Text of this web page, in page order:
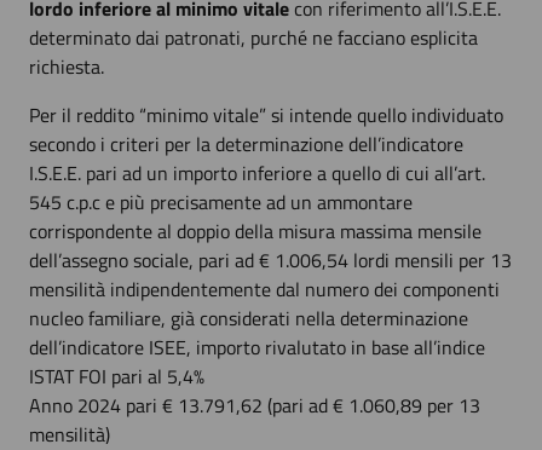
lordo inferiore al minimo vitale con riferimento all’I.S.E.E.
determinato dai patronati, purché ne facciano esplicita
richiesta.
Per il reddito “minimo vitale” si intende quello individuato
secondo i criteri per la determinazione dell’indicatore
I.S.E.E. pari ad un importo inferiore a quello di cui all’art.
545 c.p.c e più precisamente ad un ammontare
corrispondente al doppio della misura massima mensile
dell’assegno sociale, pari ad € 1.006,54 lordi mensili per 13
mensilità indipendentemente dal numero dei componenti
nucleo familiare, già considerati nella determinazione
dell’indicatore ISEE, importo rivalutato in base all’indice
ISTAT FOI pari al 5,4%
Anno 2024 pari € 13.791,62 (pari ad € 1.060,89 per 13
mensilità)